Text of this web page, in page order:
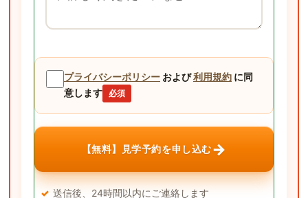
プライバシーポリシー および利用規約 に同
意します
必須
【無料】見学予約を申し込む→
送信後、24時間以内にご連絡します